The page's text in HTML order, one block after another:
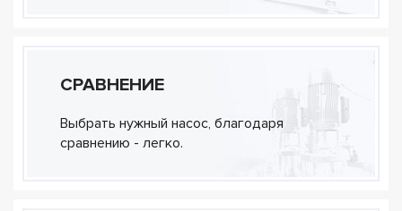
СРАВНЕНИЕ
Выбрать нужный насос, благодаря
сравнению - легко.